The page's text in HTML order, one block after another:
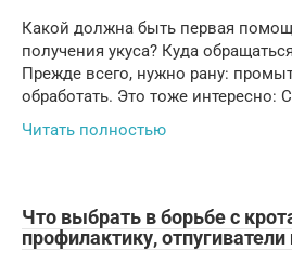
Какой должна быть первая
получения укуса? Куда
Прежде всего, нужно рану:
обработать. Это тоже интересно:
Читать полностью
Что выбрать в борьбе с
профилактику,